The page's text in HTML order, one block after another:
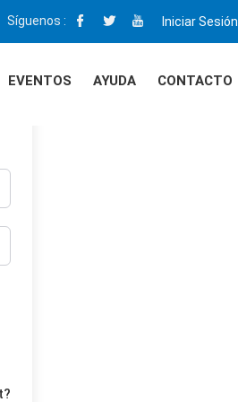
Síguenos : Iniciar Sesión
EVENTOS AYUDA CONTACTO